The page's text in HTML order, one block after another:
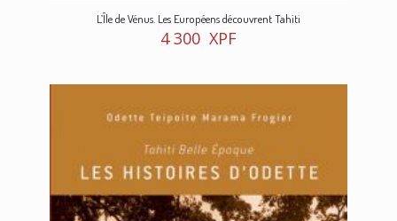
L’Île de Vénus. Les Européens découvrent Tahiti
4 300 XPF